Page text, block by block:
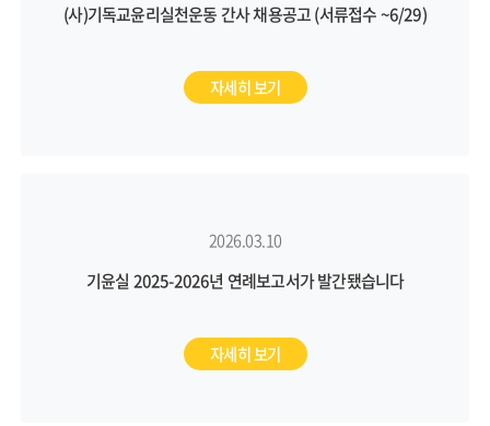
(사)기독교윤리실천운동 간사 채용공고 (서류접수 ~6/29)
자세히 보기
2026.03.10
기윤실 2025-2026년 연례보고서가 발간됐습니다
자세히 보기